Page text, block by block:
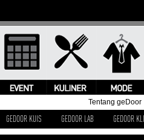
Tentang geDoor
GEDOOR KUIS GEDOOR LAB GEDOOR